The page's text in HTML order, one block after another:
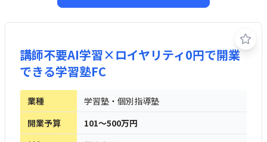
講師不要AI学習×ロイヤリティ0円で開業
できる学習塾FC
業種
学習塾・個別指導塾
開業予算
101～500万円